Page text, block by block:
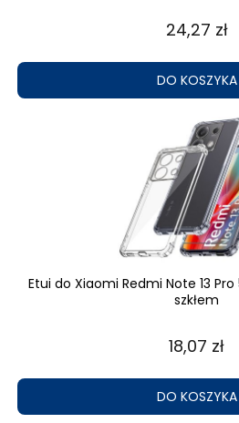
24,27 zł
DO KOSZYKA
Etui do Xiaomi Redmi Note 13
szkłem
18,07 zł
DO KOSZYKA